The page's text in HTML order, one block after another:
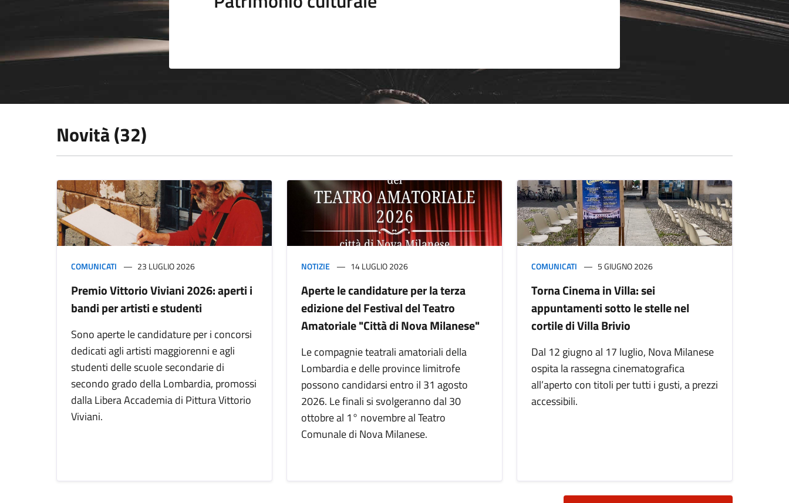
Novità (32)
COMUNICATI 23 LUGLIO 2026
Premio Vittorio Viviani 2026: aperti i
bandi per artisti e studenti
Sono aperte le candidature per i concorsi
dedicati agli artisti maggiorenni e agli
studenti delle scuole secondarie di
secondo grado della Lombardia, promossi
dalla Libera Accademia di Pittura Vittorio
Viviani.
NOTIZIE 14 LUGLIO 2026
Aperte le candidature per la terza
edizione del Festival del Teatro
Amatoriale "Città di Nova Milanese"
Le compagnie teatrali amatoriali della
Lombardia e delle province limitrofe
possono candidarsi entro il 31 agosto
2026. Le finali si svolgeranno dal 30
ottobre al 1° novembre al Teatro
Comunale di Nova Milanese.
COMUNICATI 5 GIUGNO 2026
Torna Cinema in Villa: sei
appuntamenti sotto le stelle nel
cortile di Villa Brivio
Dal 12 giugno al 17 luglio, Nova Milanese
ospita la rassegna cinematografica
all’aperto con titoli per tutti i gusti, a prezzi
accessibili.